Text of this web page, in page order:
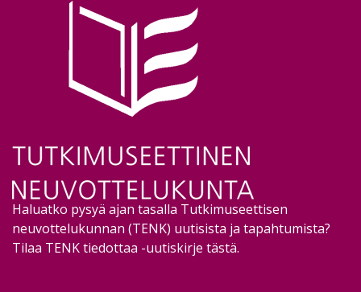
Haluatko pysyä ajan tasalla Tutkimuseettisen
neuvottelukunnan (TENK) uutisista ja tapahtumista?
Tilaa TENK tiedottaa -uutiskirje tästä.